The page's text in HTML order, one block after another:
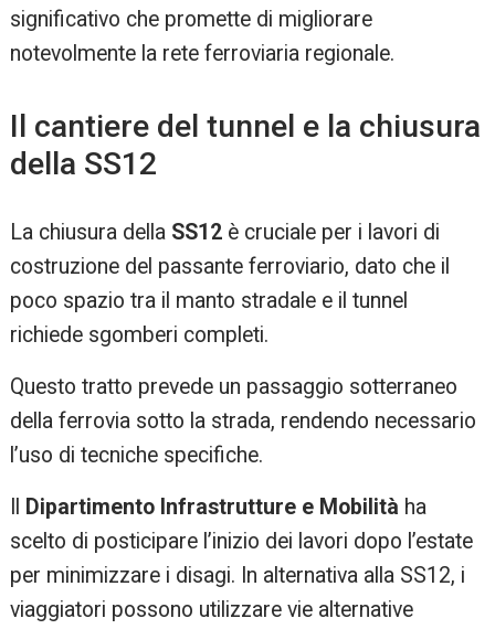
significativo che promette di migliorare
notevolmente la rete ferroviaria regionale.
Il cantiere del tunnel e la chiusura
della SS12
La chiusura della SS12 è cruciale per i lavori di
costruzione del passante ferroviario, dato che il
poco spazio tra il manto stradale e il tunnel
richiede sgomberi completi.
Questo tratto prevede un passaggio sotterraneo
della ferrovia sotto la strada, rendendo necessario
l’uso di tecniche specifiche.
Dipartimento Infrastrutture e Mobilità ha
scelto di posticipare l’inizio dei lavori dopo l’estate
per minimizzare i disagi. In alternativa alla SS12, i
viaggiatori possono utilizzare vie alternative